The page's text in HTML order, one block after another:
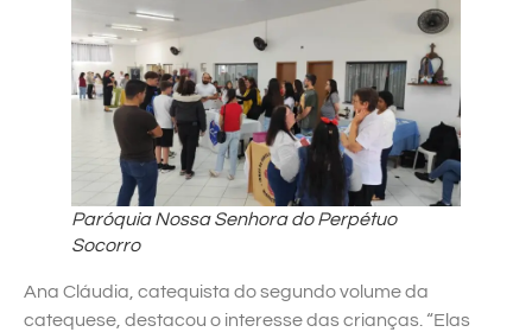
Paróquia Nossa Senhora do Perpétuo
Socorro
Ana Cláudia, catequista do segundo volume da
catequese, destacou o interesse das crianças. “Elas